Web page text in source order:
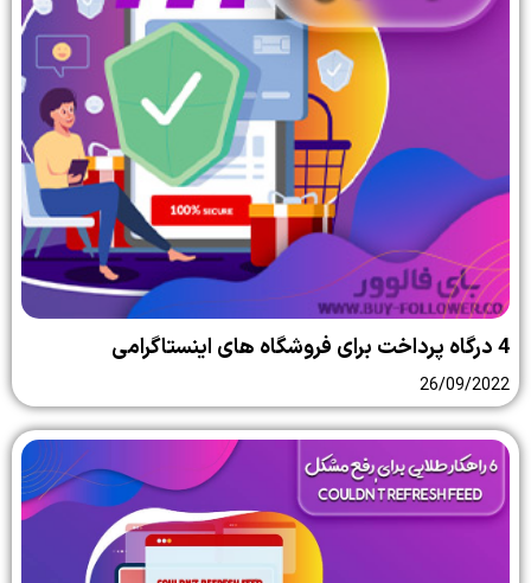
4 درگاه پرداخت برای فروشگاه های اینستاگرامی
26/09/2022